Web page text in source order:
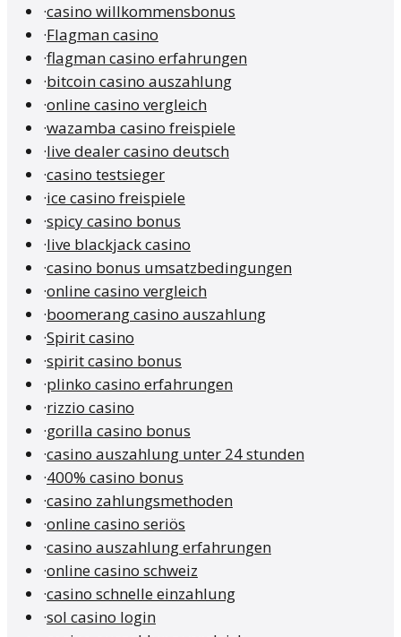
·casino willkommensbonus
·Flagman casino
·flagman casino erfahrungen
·bitcoin casino auszahlung
·online casino vergleich
·wazamba casino freispiele
·live dealer casino deutsch
·casino testsieger
·ice casino freispiele
·spicy casino bonus
·live blackjack casino
·casino bonus umsatzbedingungen
·online casino vergleich
·boomerang casino auszahlung
·Spirit casino
·spirit casino bonus
·plinko casino erfahrungen
·rizzio casino
·gorilla casino bonus
·casino auszahlung unter 24 stunden
·400% casino bonus
·casino zahlungsmethoden
·online casino seriös
·casino auszahlung erfahrungen
·online casino schweiz
·casino schnelle einzahlung
·sol casino login